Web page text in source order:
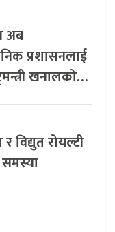
अब
प्रशासनलाई
खनालको…
विद्युत रोयल्टी